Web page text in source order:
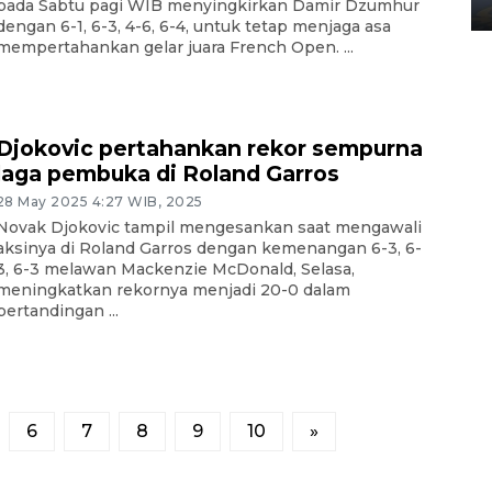
Sabtu pagi WIB menyingkirkan Damir Dzumhur
6-1, 6-3, 4-6, 6-4, untuk tetap menjaga asa
gelar juara French Open. ...
pertahankan rekor sempurna
pembuka di Roland Garros
May 2025 4:27 WIB, 2025
Djokovic tampil mengesankan saat mengawali
di Roland Garros dengan kemenangan 6-3, 6-
6-3 melawan Mackenzie McDonald, Selasa,
rekornya menjadi 20-0 dalam
...
6 7 8 9 10 »